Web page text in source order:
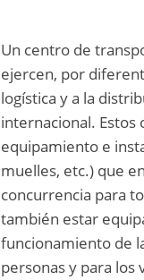
Un centro de
ejercen, por
logística y a la
internacional.
equipamiento e
muelles, etc.) que
concurrencia para
también estar
funcionamiento de
personas y para los